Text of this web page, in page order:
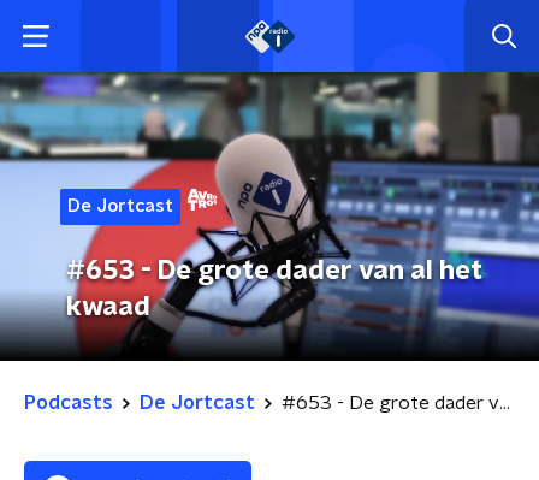
De Jortcast
#653 - De grote dader van al het
kwaad
Podcasts De Jortcast #653 - De grote dader van al het kwaad